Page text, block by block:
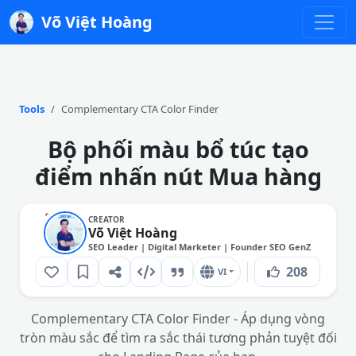
Võ Việt Hoàng
Tools Complementary CTA Color Finder
Bộ phối màu bổ túc tạo
điểm nhấn nút Mua hàng
CREATOR
Võ Việt Hoàng
SEO Leader | Digital Marketer | Founder SEO GenZ
VI 208
Complementary CTA Color Finder - Áp dụng vòng
tròn màu sắc để tìm ra sắc thái tương phản tuyệt đối